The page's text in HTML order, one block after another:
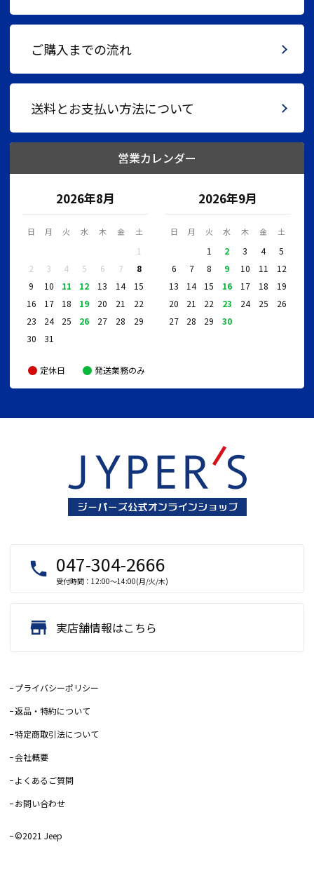
ご購入までの流れ
送料とお支払い方法について
営業カレンダー
2026年8月
日 月 火 水 木 金 土
1
2
3 4 5 6 7
8
9
10 11 12 13 14
15
16
17 18 19 20 21
22
23
24 25 26 27 28
29
30
31
2026年9月
日 月 火 水 木 金 土
1 2 3 4
5
6
7 8 9 10 11
12
13
14 15 16 17 18
19
20
21 22 23 24 25
26
27
28 29 30
定休日 発送業務のみ
local_phone 047-304-2666
受付時間：12:00～14:00(月/火/木)
store 実店舗情報はこちら
プライバシーポリシー
返品・特約について
特定商取引法について
会社概要
よくあるご質問
お問い合わせ
©2021 Jeep